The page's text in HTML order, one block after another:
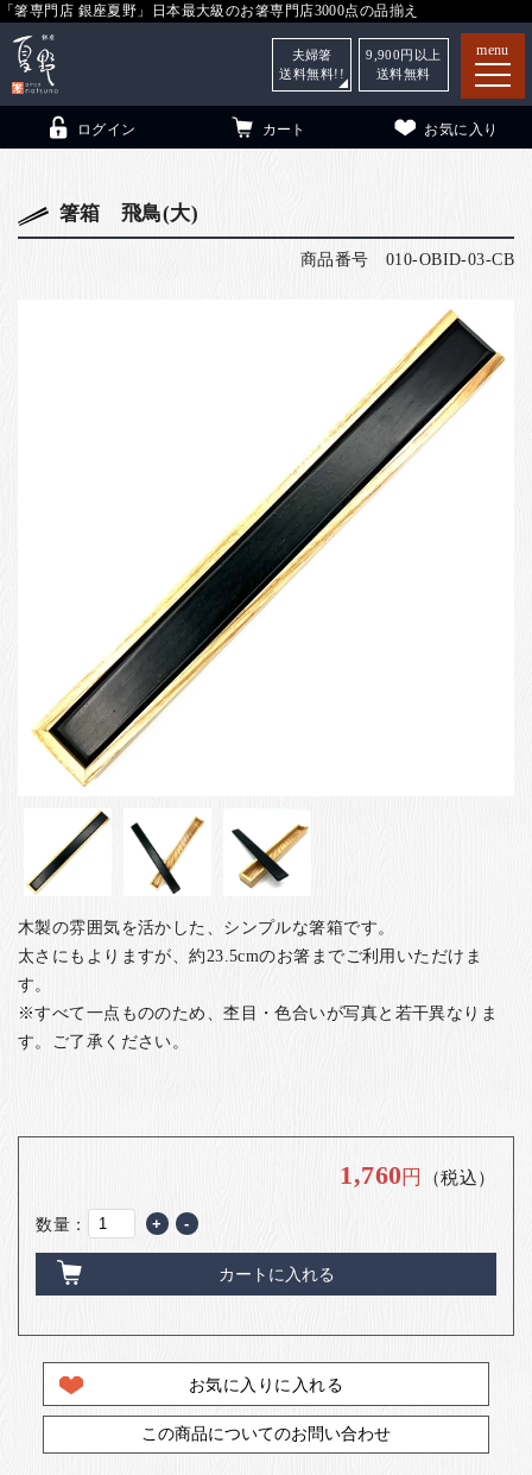
「箸専門店 銀座夏野」日本最大級のお箸専門店3000点の品揃え
menu
お知らせ
箸ブログ
English
ログイン カート お気に入り
夫婦箸
送料無料!!
9,900 円以上
送料無料
箸箱 飛鳥(大)
商品番号 010-OBID-03-CB
木製の雰囲気を活かした、シンプルな箸箱です。
太さにもよりますが、約23.5cmのお箸までご利用いただけま
す。
※すべて一点もののため、杢目・色合いが写真と若干異なりま
す。ご了承ください。
1,760円 （税込）
数量： + -
カートに入れる
お気に入りに入れる
この商品についてのお問い合わせ